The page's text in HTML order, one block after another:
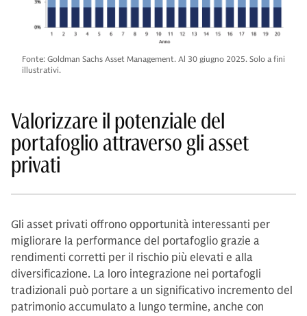
Fonte: Goldman Sachs Asset Management. Al 30 giugno 2025. Solo a fini
illustrativi.
Valorizzare il potenziale del
portafoglio attraverso gli asset
privati
Gli asset privati offrono opportunità interessanti per
migliorare la performance del portafoglio grazie a
rendimenti corretti per il rischio più elevati e alla
diversificazione. La loro integrazione nei portafogli
tradizionali può portare a un significativo incremento del
patrimonio accumulato a lungo termine, anche con